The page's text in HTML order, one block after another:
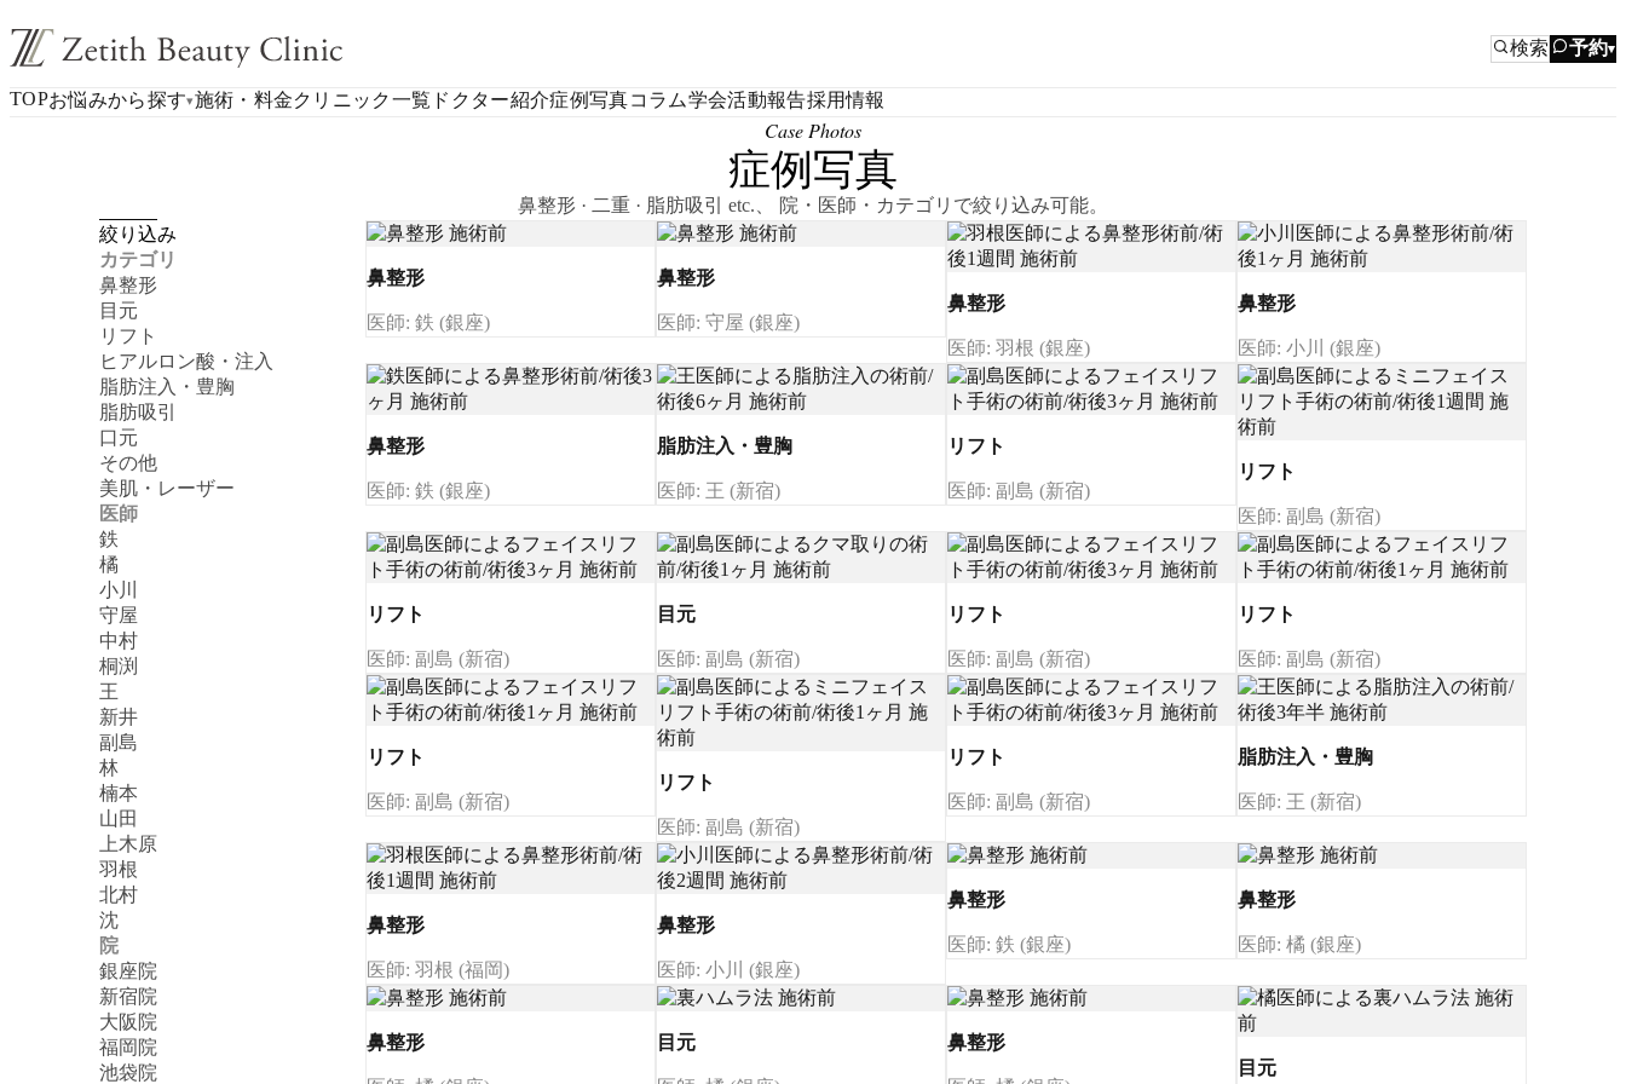
検索 予約▾
TOPお悩みから探す▾施術・料金クリニック一覧 ドクター紹介症例写真コラム学会活動報告採用情報
Case Photos
症例写真
鼻整形 · 二重 · 脂肪吸引 etc.、 院・医師・カテゴリで絞り込み可能。
絞り込み
カテゴリ
鼻整形
目元
リフト
ヒアルロン酸・注入
脂肪注入・豊胸
脂肪吸引
口元
その他
美肌・レーザー
医師
鉄
橘
小川
守屋
中村
桐渕
王
新井
副島
林
楠本
山田
上木原
羽根
北村
沈
院
銀座院
新宿院
大阪院
福岡院
池袋院
鼻整形
医師: 鉄 (銀座)
鼻整形
医師: 守屋 (銀座)
鼻整形
医師: 羽根 (銀座)
鼻整形
医師: 小川 (銀座)
鼻整形
医師: 鉄 (銀座)
脂肪注入・豊胸
医師: 王 (新宿)
リフト
医師: 副島 (新宿)
リフト
医師: 副島 (新宿)
リフト
医師: 副島 (新宿)
目元
医師: 副島 (新宿)
リフト
医師: 副島 (新宿)
リフト
医師: 副島 (新宿)
リフト
医師: 副島 (新宿)
リフト
医師: 副島 (新宿)
リフト
医師: 副島 (新宿)
脂肪注入・豊胸
医師: 王 (新宿)
鼻整形
医師: 羽根 (福岡)
鼻整形
医師: 小川 (銀座)
鼻整形
医師: 鉄 (銀座)
鼻整形
医師: 橘 (銀座)
鼻整形 目元 鼻整形
目元